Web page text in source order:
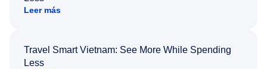
Leer más
Travel Smart Vietnam: See More While Spending
Less